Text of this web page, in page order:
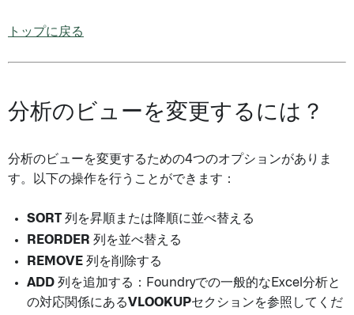
トップに戻る
分析のビューを変更するには？
分析のビューを変更するための4つのオプションがありま
す。以下の操作を行うことができます：
SORT 列を昇順または降順に並べ替える
REORDER 列を並べ替える
REMOVE 列を削除する
ADD 列を追加する：Foundryでの一般的なExcel分析と
の対応関係にあるVLOOKUPセクションを参照してくだ